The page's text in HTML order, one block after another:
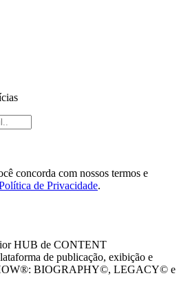
concorda com nossos termos e
de Privacidade.
HUB de CONTENT
de publicação, exibição e
BIOGRAPHY©, LEGACY© e